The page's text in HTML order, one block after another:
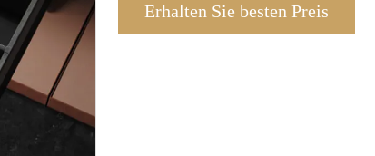
Erhalten Sie besten Preis